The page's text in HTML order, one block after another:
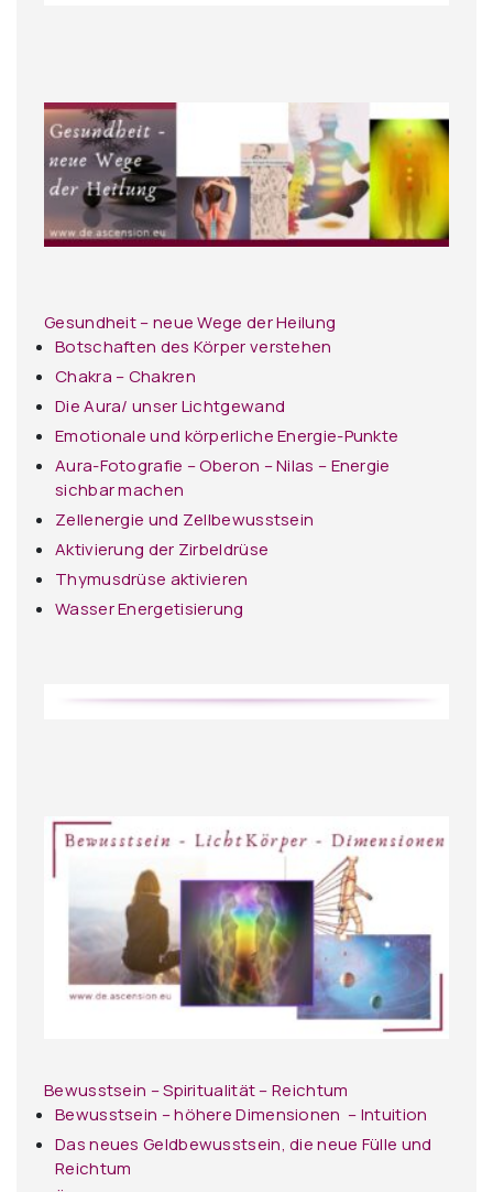
Gesundheit – neue Wege der Heilung
Botschaften des Körper verstehen
Chakra – Chakren
Die Aura/ unser Lichtgewand
Emotionale und körperliche Energie-Punkte
Aura-Fotografie – Oberon – Nilas – Energie
sichbar machen
Zellenergie und Zellbewusstsein
Aktivierung der Zirbeldrüse
Thymusdrüse aktivieren
Wasser Energetisierung
Bewusstsein – Spiritualität – Reichtum
Bewusstsein – höhere Dimensionen – Intuition
Das neues Geldbewusstsein, die neue Fülle und
Reichtum